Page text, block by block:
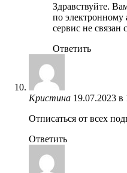
Здравствуйте.
по электронному
сервис не
Ответить
Кристина 19.07.2023 в
Отписаться от всех
Ответить